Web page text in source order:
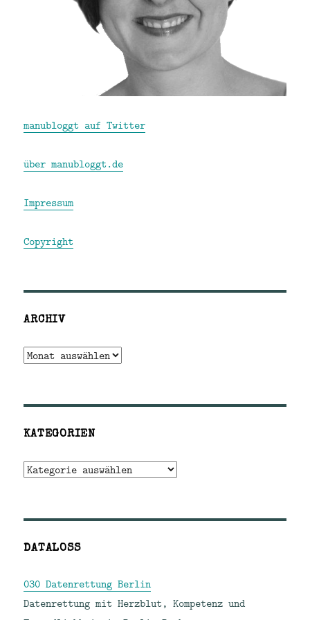
manubloggt auf Twitter
über manubloggt.de
Impressum
Copyright
ARCHIV
Archiv
KATEGORIEN
Kategorien
DATALOSS
030 Datenrettung Berlin
Datenrettung mit Herzblut, Kompetenz und